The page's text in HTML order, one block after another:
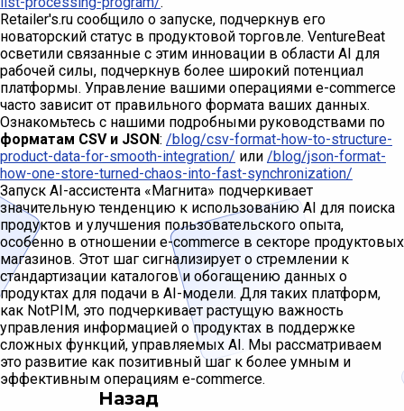
Retailer's.ru сообщило о запуске, подчеркнув его
новаторский статус в продуктовой торговле. VentureBeat
осветили связанные с этим инновации в области AI для
рабочей силы, подчеркнув более широкий потенциал
платформы. Управление вашими операциями e-commerce
часто зависит от правильного формата ваших данных.
Ознакомьтесь с нашими подробными руководствами по
форматам CSV и JSON: /blog/csv-format-how-to-structure-
product-data-for-smooth-integration/ или /blog/json-format-
how-one-store-turned-chaos-into-fast-synchronization/
Запуск AI-ассистента «Магнита» подчеркивает
значительную тенденцию к использованию AI для поиска
продуктов и улучшения пользовательского опыта,
особенно в отношении e-commerce в секторе продуктовых
магазинов. Этот шаг сигнализирует о стремлении к
стандартизации каталогов и обогащению данных о
продуктах для подачи в AI-модели. Для таких платформ,
как NotPIM, это подчеркивает растущую важность
управления информацией о продуктах в поддержке
сложных функций, управляемых AI. Мы рассматриваем
это развитие как позитивный шаг к более умным и
эффективным операциям e-commerce.
Назад